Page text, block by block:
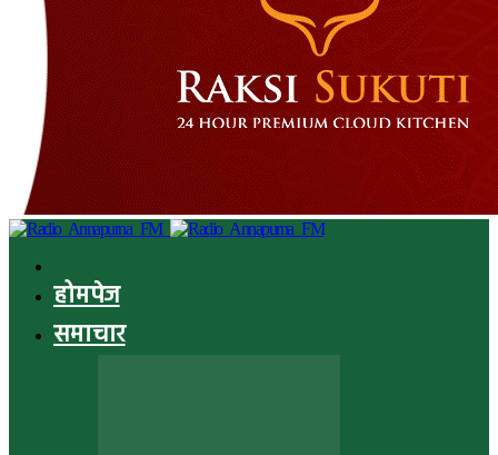
होमपेज
समाचार